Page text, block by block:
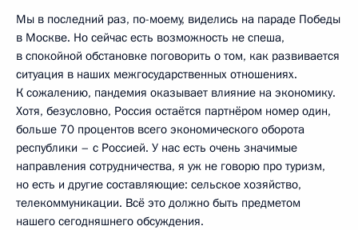
Мы в последний раз, по-моему, виделись на параде Победы
в Москве. Но сейчас есть возможность не спеша,
в спокойной обстановке поговорить о том, как развивается
ситуация в наших межгосударственных отношениях.
К сожалению, пандемия оказывает влияние на экономику.
Хотя, безусловно, Россия остаётся партнёром номер один,
больше 70 процентов всего экономического оборота
республики – с Россией. У нас есть очень значимые
направления сотрудничества, я уж не говорю про туризм,
но есть и другие составляющие: сельское хозяйство,
телекоммуникации. Всё это должно быть предметом
нашего сегодняшнего обсуждения.